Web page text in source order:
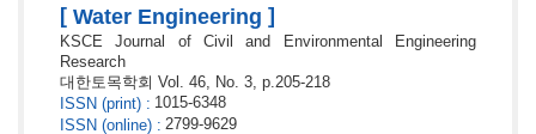
[ Water Engineering ]
KSCE Journal of Civil and Environmental Engineering
Research
대한토목학회 Vol. 46, No. 3, p.205-218
ISSN (print) : 1015-6348
ISSN (online) : 2799-9629